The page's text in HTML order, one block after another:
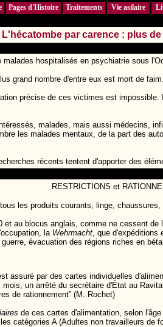
L'hécatombe par carence : plus
malades hospitalisés en psychiatrie sous
grand nombre d'entre eux est mort de faim.
précise de ces victimes est
malades, mais aussi médecins,
les malades mentaux, de la part des
récents tentent d'apporter des
RESTRICTIONS et
les produits courants, linge,
au blocus anglais, comme ne cessent
la Wehrmacht, que d'expéditions
évacuation des régions riches en
assuré par des cartes individuelles
un arrêté du secrétaire d'État au
de rationnement” (M. Rochet)
de ces cartes d'alimentation, selon
catégories A (Adultes non travailleurs de
Pages d'Histoire Traitements Vie asilaire